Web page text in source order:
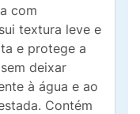
com
textura leve e
e protege a
deixar
à água e ao
Contém